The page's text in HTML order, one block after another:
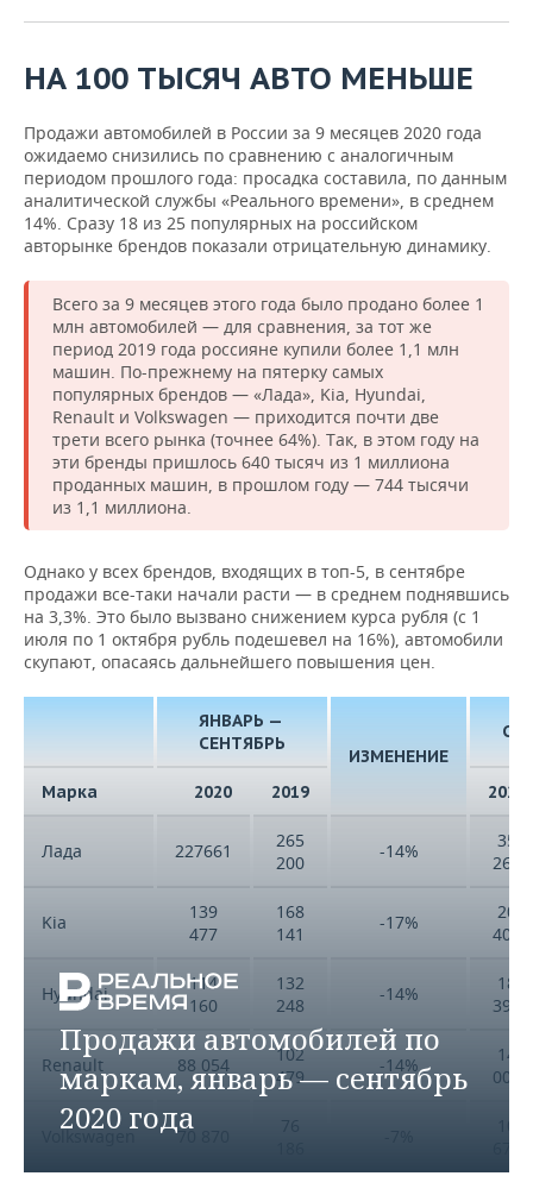
НА 100 ТЫСЯЧ АВТО МЕНЬШЕ
Продажи автомобилей в России за 9 месяцев 2020 года
ожидаемо снизились по сравнению с аналогичным
периодом прошлого года: просадка составила, по данным
аналитической службы «Реального времени», в среднем
14%. Сразу 18 из 25 популярных на российском
авторынке брендов показали отрицательную динамику.
Всего за 9 месяцев этого года было продано более 1
млн автомобилей — для сравнения, за тот же
период 2019 года россияне купили более 1,1 млн
машин. По-прежнему на пятерку самых
популярных брендов — «Лада», Kia, Hyundai,
Renault и Volkswagen — приходится почти две
трети всего рынка (точнее 64%). Так, в этом году на
эти бренды пришлось 640 тысяч из 1 миллиона
проданных машин, в прошлом году — 744 тысячи
из 1,1 миллиона.
Однако у всех брендов, входящих в топ-5, в сентябре
продажи все-таки начали расти — в среднем поднявшись
на 3,3%. Это было вызвано снижением курса рубля (с 1
июля по 1 октября рубль подешевел на 16%), автомобили
скупают, опасаясь дальнейшего повышения цен.
Продажи автомобилей по
маркам, январь — сентябрь
2020 года
ЯНВАРЬ —
СЕНТЯБРЬ
ИЗМЕНЕНИЕ
Марка 2020 2019 2020
Лада 227661
265
200
-14%
35
264
Kia
139
477
168
141
-17%
20
402
Hyundai
114
160
132
248
-14%
18
397
Renault 88 054
102
479
-14%
14
007
76
10